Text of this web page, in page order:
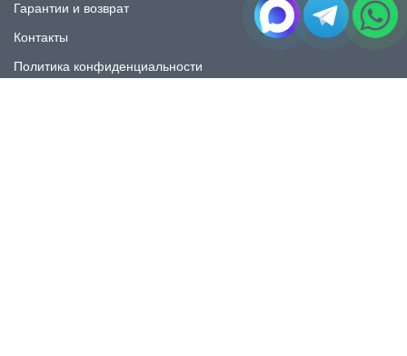
Гарантии и возврат
Контакты
Политика конфиденциальности